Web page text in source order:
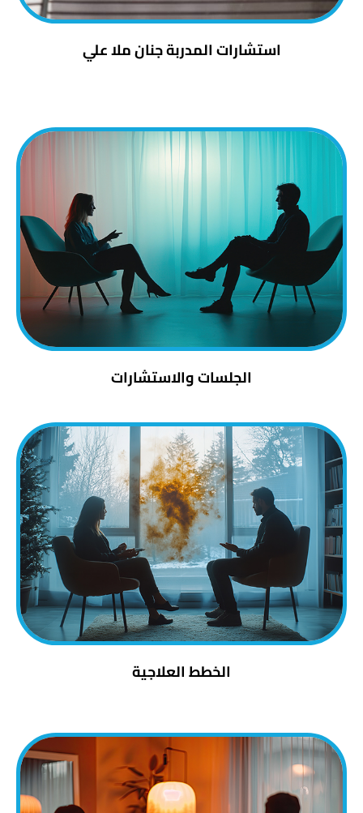
استشارات المدربة جنان ملا علي
الجلسات والاستشارات
الخطط العلاجية